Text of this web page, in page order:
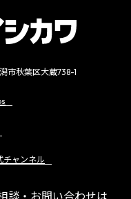
市秋葉区大蔵738-1
チャンネル
談・お問い合わせは